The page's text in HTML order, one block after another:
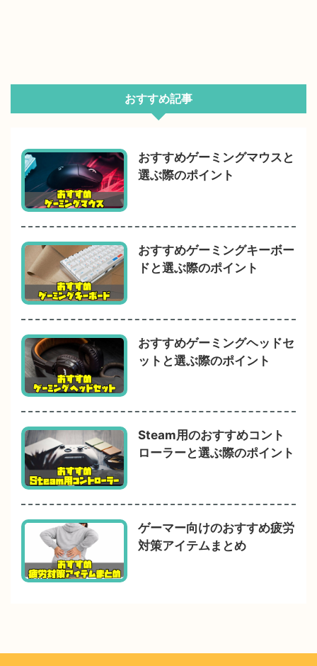
おすすめ記事
おすすめゲーミングマウスと
選ぶ際のポイント
おすすめゲーミングキーボー
ドと選ぶ際のポイント
おすすめゲーミングヘッドセ
ットと選ぶ際のポイント
Steam用のおすすめコント
ローラーと選ぶ際のポイント
ゲーマー向けのおすすめ疲労
対策アイテムまとめ